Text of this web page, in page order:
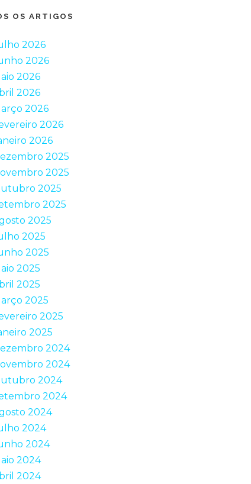
OS ARTIGOS
2026
2026
2026
2026
2026
2026
2026
2025
2025
2025
2025
2025
2025
2025
2025
2025
2025
2025
2025
2024
2024
2024
2024
2024
2024
2024
2024
2024